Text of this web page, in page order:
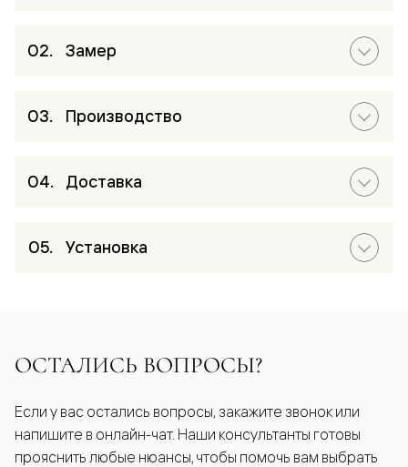
Замер
Производство
Доставка
Установка
ОСТАЛИСЬ ВОПРОСЫ?
Если у вас остались вопросы, закажите звонок или
напишите в онлайн-чат. Наши консультанты готовы
прояснить любые нюансы, чтобы помочь вам выбрать